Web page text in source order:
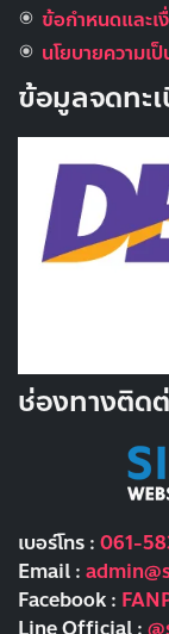
ข้อกำหนดและเ
นโยบายความเ
ข้อมูลจดทะ
ช่องทางติด
เบอร์โทร : 061-
Email :
Facebook :